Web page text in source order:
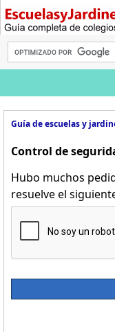
Guía de escuelas y
Control de
Hubo muchos
resuelve el